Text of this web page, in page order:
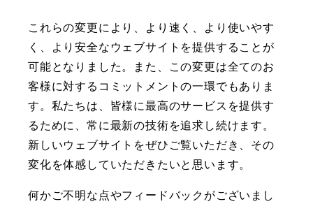
これらの変更により、より速く、より使いやす
く、より安全なウェブサイトを提供することが
可能となりました。また、この変更は全てのお
客様に対するコミットメントの一環でもありま
す。私たちは、皆様に最高のサービスを提供す
るために、常に最新の技術を追求し続けます。
新しいウェブサイトをぜひご覧いただき、その
変化を体感していただきたいと思います。
何かご不明な点やフィードバックがございまし